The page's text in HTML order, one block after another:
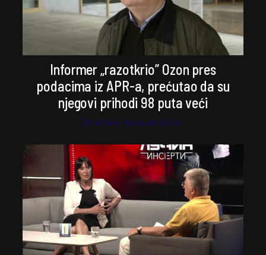
Informer „razotkrio” Ozon pres
podacima iz APR-a, prećutao da su
njegovi prihodi 98 puta veći
Stefan Kosanović